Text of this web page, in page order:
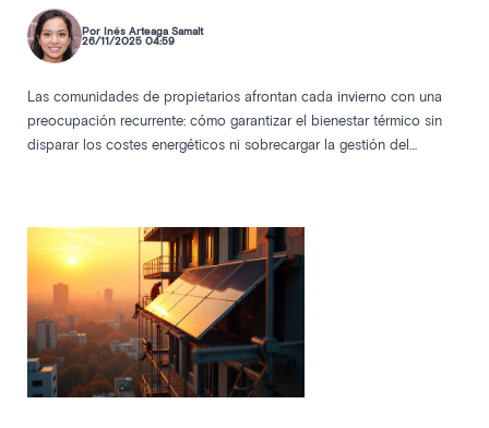
Por Inés Arteaga Samalt
26/11/2025 04:59
Las comunidades de propietarios afrontan cada invierno con una
preocupación recurrente: cómo garantizar el bienestar térmico sin
disparar los costes energéticos ni sobrecargar la gestión del
mantenimiento y climatización